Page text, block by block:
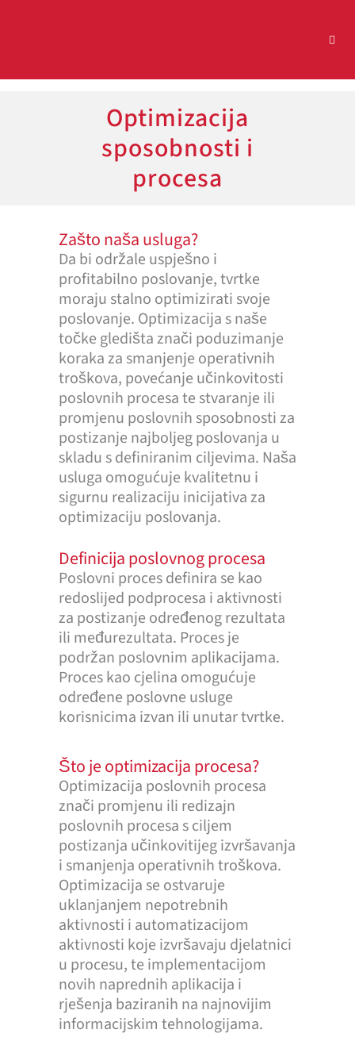
Optimizacija
sposobnosti i
procesa
Zašto naša usluga?
Da bi održale uspješno i
profitabilno poslovanje, tvrtke
moraju stalno optimizirati svoje
poslovanje. Optimizacija s naše
točke gledišta znači poduzimanje
koraka za smanjenje operativnih
troškova, povećanje učinkovitosti
poslovnih procesa te stvaranje ili
promjenu poslovnih sposobnosti za
postizanje najboljeg poslovanja u
skladu s definiranim ciljevima. Naša
usluga omogućuje kvalitetnu i
sigurnu realizaciju inicijativa za
optimizaciju poslovanja.
Definicija poslovnog procesa
Poslovni proces definira se kao
redoslijed podprocesa i aktivnosti
za postizanje određenog rezultata
ili međurezultata. Proces je
podržan poslovnim aplikacijama.
Proces kao cjelina omogućuje
određene poslovne usluge
korisnicima izvan ili unutar tvrtke.
Što je optimizacija procesa?
Optimizacija poslovnih procesa
znači promjenu ili redizajn
poslovnih procesa s ciljem
postizanja učinkovitijeg izvršavanja
i smanjenja operativnih troškova.
Optimizacija se ostvaruje
uklanjanjem nepotrebnih
aktivnosti i automatizacijom
aktivnosti koje izvršavaju djelatnici
u procesu, te implementacijom
novih naprednih aplikacija i
rješenja baziranih na najnovijim
informacijskim tehnologijama.